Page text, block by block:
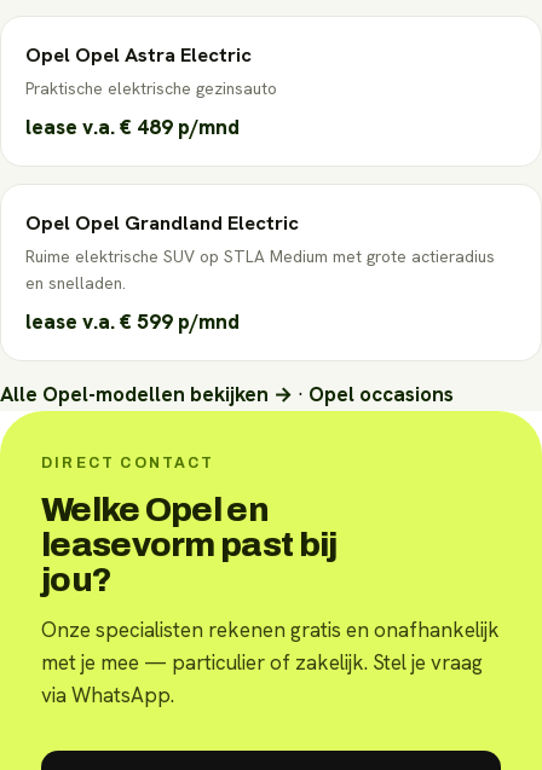
Opel Opel Astra Electric
Praktische elektrische gezinsauto
lease v.a.€ 489 p/mnd
Opel Opel Grandland Electric
Ruime elektrische SUV op STLA Medium met grote actieradius
en snelladen.
lease v.a.€ 599 p/mnd
Alle Opel-modellen bekijken → · Opel occasions
DIRECT CONTACT
Welke Opel en
leasevorm past bij
jou?
Onze specialisten rekenen gratis en onafhankelijk
met je mee — particulier of zakelijk. Stel je vraag
via WhatsApp.